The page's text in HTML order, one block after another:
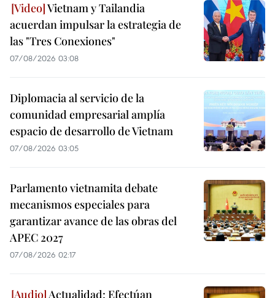
Vietnam y Tailandia
acuerdan impulsar la estrategia de
las "Tres Conexiones"
07/08/2026 03:08
Diplomacia al servicio de la
comunidad empresarial amplía
espacio de desarrollo de Vietnam
07/08/2026 03:05
Parlamento vietnamita debate
mecanismos especiales para
garantizar avance de las obras del
APEC 2027
07/08/2026 02:17
Actualidad: Efectúan